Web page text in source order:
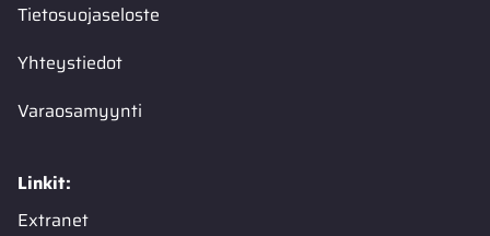
Tietosuojaseloste
Yhteystiedot
Varaosamyynti
Linkit:
Extranet